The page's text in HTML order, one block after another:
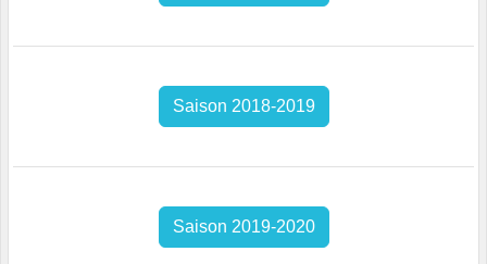
Saison 2018-2019
Saison 2019-2020